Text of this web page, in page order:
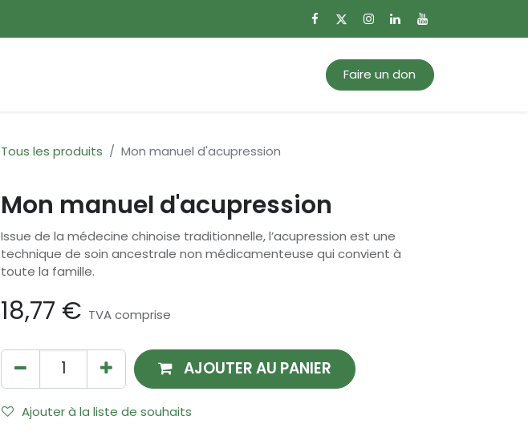
Faire un don
Tous les produits Mon manuel d'acupression
Mon manuel d'acupression
Issue de la médecine chinoise traditionnelle, l’acupression est une
technique de soin ancestrale non médicamenteuse qui convient à
toute la famille.
18,77 € TVA comprise
AJOUTER AU PANIER
Ajouter à la liste de souhaits